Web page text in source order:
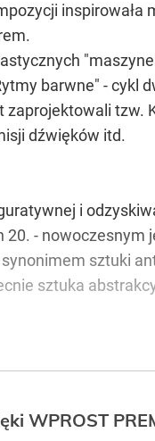
inspirowała
barwne" - cykl
tzw.
dźwięków itd.
i
-
sztuki
sztuka
WPROST